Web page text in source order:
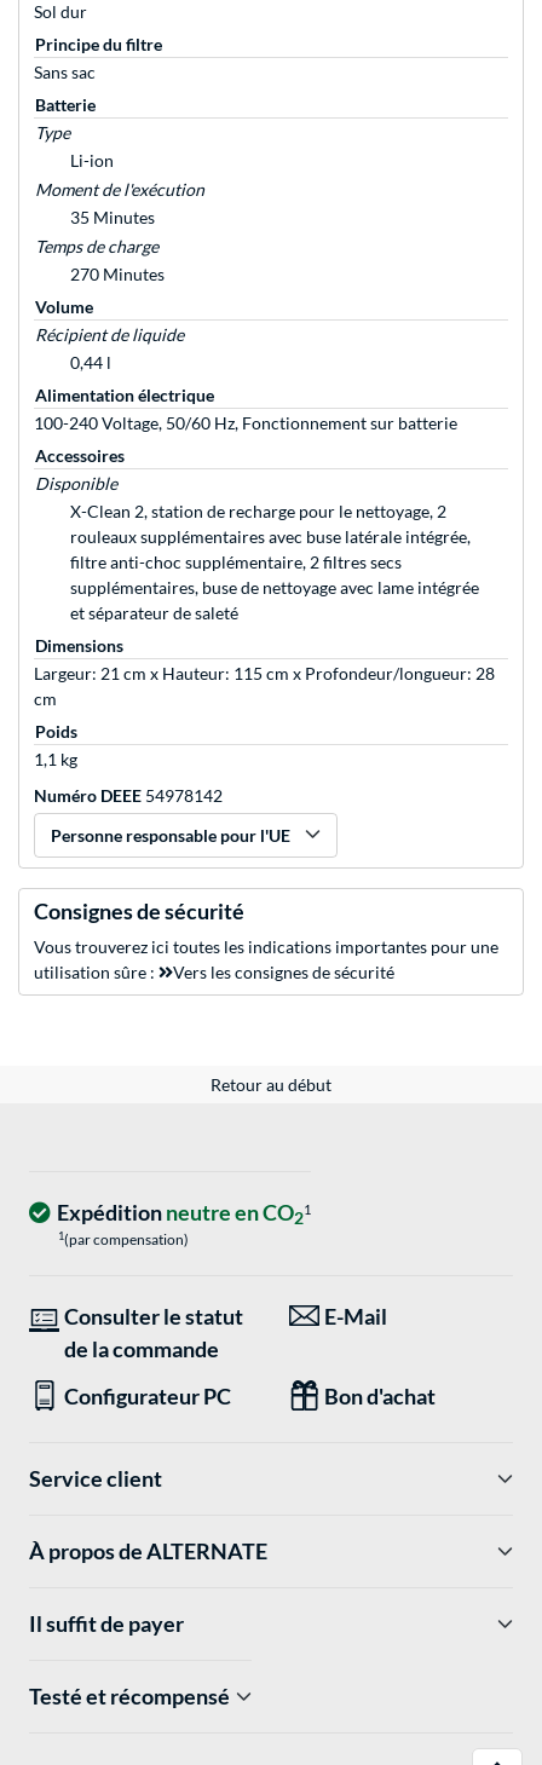
Sol dur
Principe du filtre
Sans sac
Batterie
Type
Li-ion
Moment de l'exécution
35 Minutes
Temps de charge
270 Minutes
Volume
Récipient de liquide
0,44 l
Alimentation électrique
100-240 Voltage, 50/60 Hz, Fonctionnement sur batterie
Accessoires
Disponible
X-Clean 2, station de recharge pour le nettoyage, 2
rouleaux supplémentaires avec buse latérale intégrée,
filtre anti-choc supplémentaire, 2 filtres secs
supplémentaires, buse de nettoyage avec lame intégrée
et séparateur de saleté
Dimensions
Largeur: 21 cm x Hauteur: 115 cm x Profondeur/longueur: 28
cm
Poids
1,1 kg
Numéro DEEE 54978142
Personne responsable pour l'UE
Consignes de sécurité
Vous trouverez ici toutes les indications importantes pour une
utilisation sûre :
Vers les consignes de sécurité
Retour au début
Expéditionneutre en CO21
1(par compensation)
Consulter le statut
de la commande
E-Mail
Configurateur PC Bon d'achat
Service client
À propos de ALTERNATE
Il suffit de payer
Testé et récompensé